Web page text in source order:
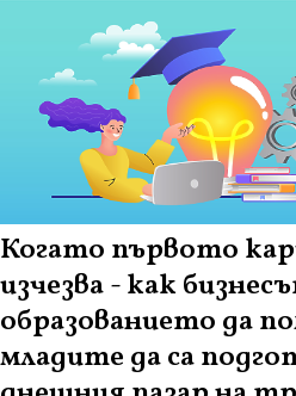
Когато първото
изчезва - как
образованието да
младите да са